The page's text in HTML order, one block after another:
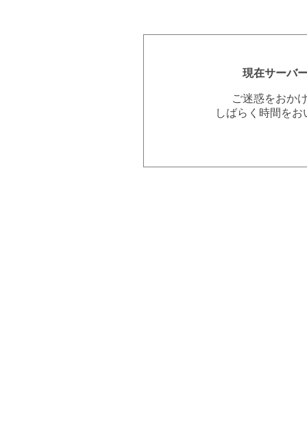
現在サーバ
ご迷惑をおか
しばらく時間を